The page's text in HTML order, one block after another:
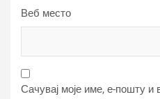
Веб место
Сачувај моје име, е-пошту и